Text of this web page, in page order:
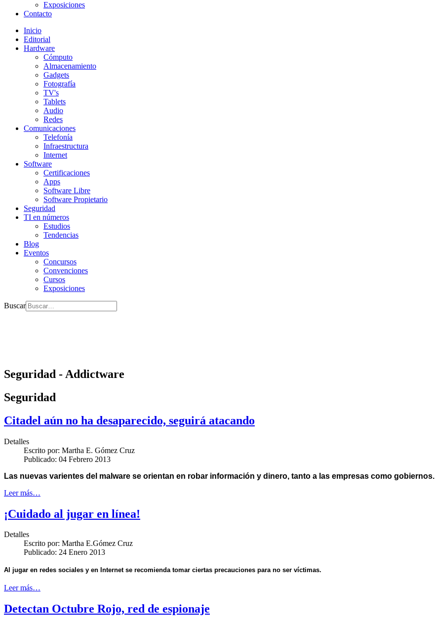
Exposiciones
Contacto
Inicio
Editorial
Hardware
Cómputo
Almacenamiento
Gadgets
Fotografía
TV's
Tablets
Audio
Redes
Comunicaciones
Telefonía
Infraestructura
Internet
Software
Certificaciones
Apps
Software Libre
Software Propietario
Seguridad
TI en números
Estudios
Tendencias
Blog
Eventos
Concursos
Convenciones
Cursos
Exposiciones
Buscar
Seguridad - Addictware
Seguridad
Citadel aún no ha desaparecido, seguirá atacando
Detalles
Escrito por: Martha E. Gómez Cruz
Publicado: 04 Febrero 2013
Las nuevas varientes del malware se orientan en robar información y dinero, tanto a las empresas como gobiernos.
Leer más…
¡Cuidado al jugar en línea!
Detalles
Escrito por: Martha E.Gómez Cruz
Publicado: 24 Enero 2013
Al jugar en redes sociales y en Internet se recomienda tomar ciertas precauciones para no ser víctimas.
Leer más…
Detectan Octubre Rojo, red de espionaje